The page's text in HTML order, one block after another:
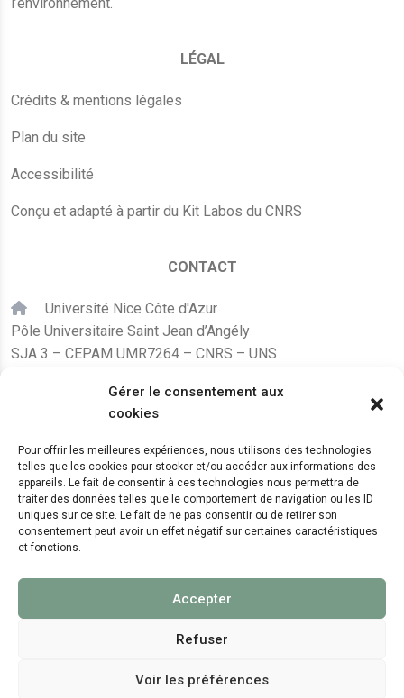
Gérer le consentement aux
cookies
Pour offrir les meilleures expériences, nous utilisons des technologies
telles que les cookies pour stocker et/ou accéder aux informations des
appareils. Le fait de consentir à ces technologies nous permettra de
traiter des données telles que le comportement de navigation ou les ID
uniques sur ce site. Le fait de ne pas consentir ou de retirer son
consentement peut avoir un effet négatif sur certaines caractéristiques
et fonctions.
Accepter
Refuser
Voir les préférences
LÉGAL
Crédits & mentions légales
Plan du site
Accessibilité
Conçu et adapté à partir du Kit Labos du CNRS
CONTACT
Université Nice Côte d'Azur
Pôle Universitaire Saint Jean d’Angély
SJA 3 – CEPAM UMR7264 – CNRS – UNS
+33 (0)4 89 15 24 08
LE CEPAM EST HÉBERGÉ PAR
© 2024 Copyright:CEPAM UMR7264, CNRS, CNRS